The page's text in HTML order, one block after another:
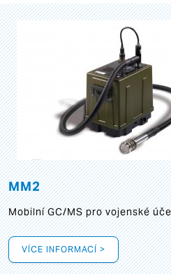
MM2
Mobilní GC/MS pro vojenské
VÍCE INFORMACÍ >